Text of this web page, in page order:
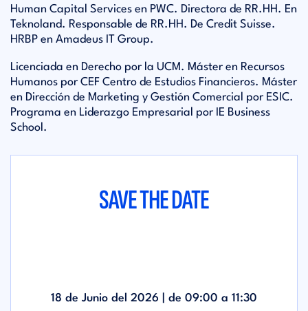
Human Capital Services en PWC. Directora de RR.HH. En
Teknoland. Responsable de RR.HH. De Credit Suisse.
HRBP en Amadeus IT Group.
Licenciada en Derecho por la UCM. Máster en Recursos
Humanos por CEF Centro de Estudios Financieros. Máster
en Dirección de Marketing y Gestión Comercial por ESIC.
Programa en Liderazgo Empresarial por IE Business
School.
SAVE THE DATE
18 de Junio del 2026 | de 09:00 a 11:30